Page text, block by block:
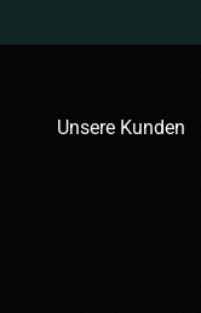
Unsere Kunden